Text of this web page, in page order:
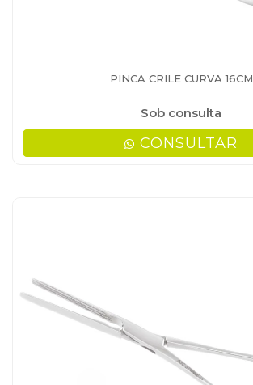
PINCA CRILE CURVA 16CM
Sob consulta
CONSULTAR